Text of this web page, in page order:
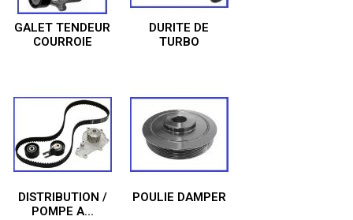
GALET TENDEUR
COURROIE
DURITE DE
TURBO
DISTRIBUTION /
POMPE A...
POULIE DAMPER